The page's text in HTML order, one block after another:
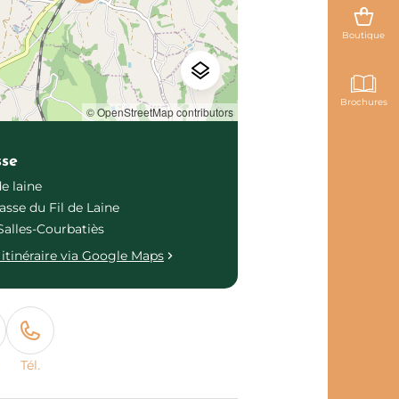
Boutique
Brochures
© OpenStreetMap contributors
laine
du Fil de Laine
Courbatiès
via Google Maps
Tél.